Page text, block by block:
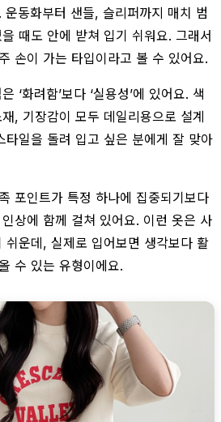
동화부터 샌들, 슬리퍼까지 매치 범
때도 안에 받쳐 입기 쉬워요. 그래서
손이 가는 타입이라고 볼 수 있어요.
‘화려함’보다 ‘실용성’에 있어요. 색
, 기장감이 모두 데일리용으로 설계
타일을 돌려 입고 싶은 분에게 잘 맞아
포인트가 특정 하나에 집중되기보다
상에 함께 걸쳐 있어요. 이런 옷은 사
쉬운데, 실제로 입어보면 생각보다 활
수 있는 유형이에요.